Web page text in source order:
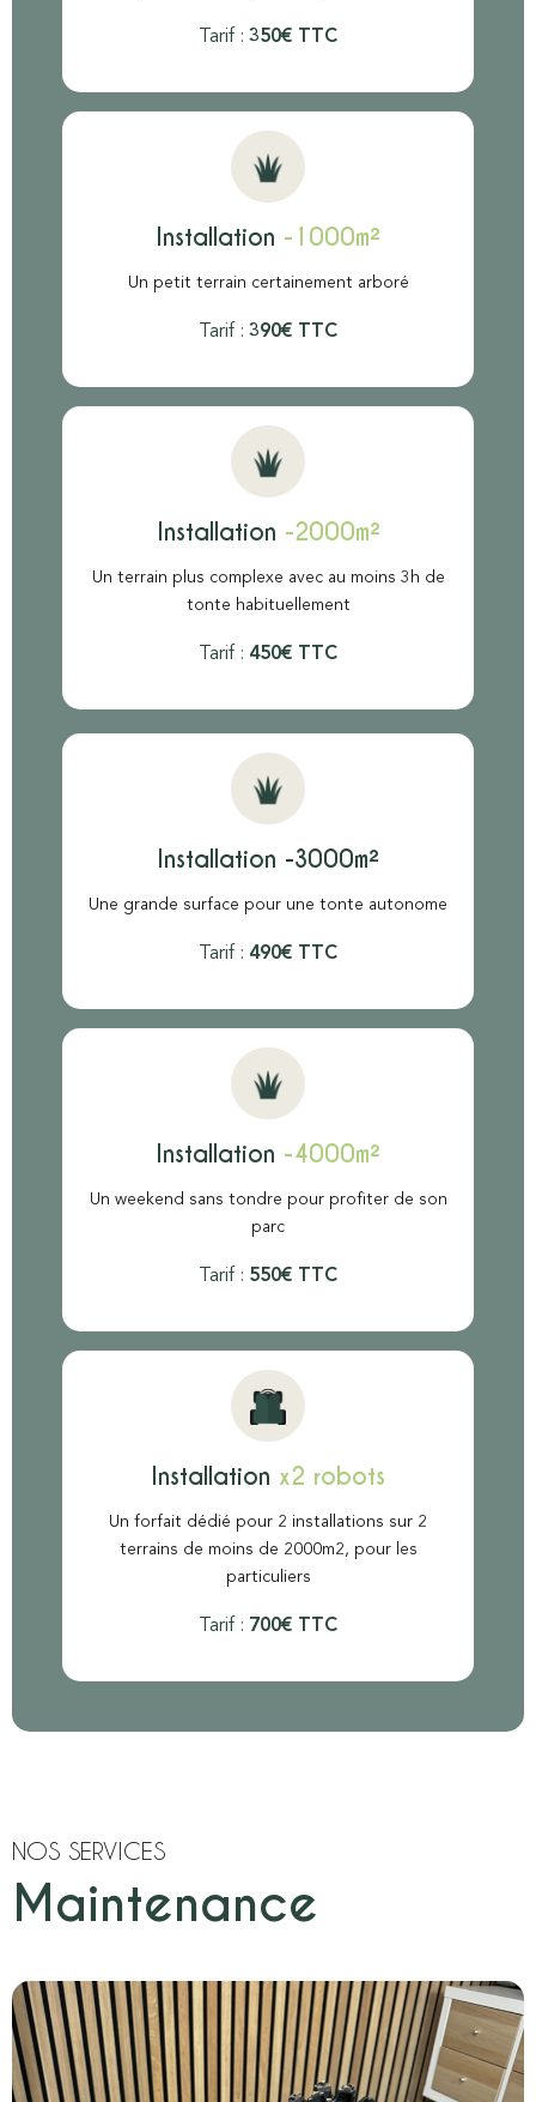
Tarif : 350€ TTC
Installation -1000m²
Un petit terrain certainement arboré
Tarif : 390€ TTC
Installation -2000m²
Un terrain plus complexe avec au moins 3h de
tonte habituellement
Tarif : 450€ TTC
Installation -3000m²
Une grande surface pour une tonte autonome
Tarif : 490€ TTC
Installation -4000m²
Un weekend sans tondre pour profiter de son
parc
Tarif : 550€ TTC
Installation x2 robots
Un forfait dédié pour 2 installations sur 2
terrains de moins de 2000m2, pour les
particuliers
Tarif : 700€ TTC
NOS SERVICES
Maintenance